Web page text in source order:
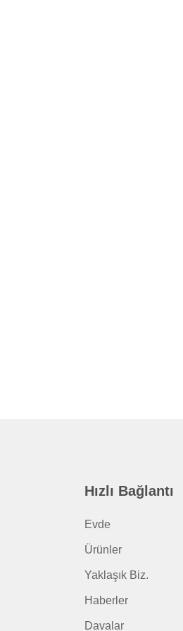
Hızlı Bağlantı
Evde
Ürünler
Yaklaşık Biz.
Haberler
Davalar